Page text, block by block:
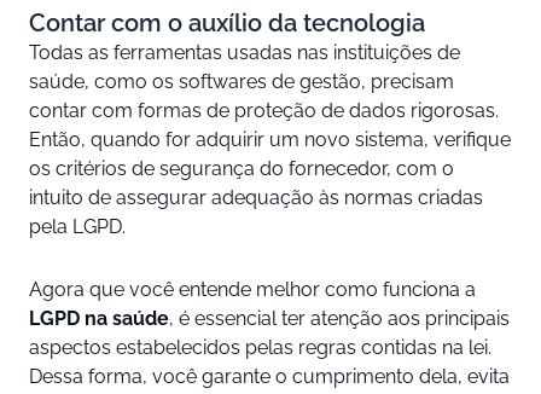
Contar com o auxílio da tecnologia
Todas as ferramentas usadas nas instituições de
saúde, como os softwares de gestão, precisam
contar com formas de proteção de dados rigorosas.
Então, quando for adquirir um novo sistema, verifique
os critérios de segurança do fornecedor, com o
intuito de assegurar adequação às normas criadas
pela LGPD.
Agora que você entende melhor como funciona a
LGPD na saúde, é essencial ter atenção aos principais
aspectos estabelecidos pelas regras contidas na lei.
Dessa forma, você garante o cumprimento dela, evita